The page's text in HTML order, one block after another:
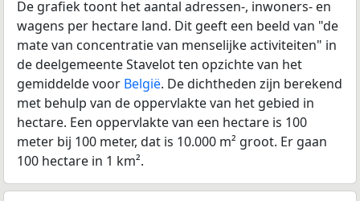
De grafiek toont het aantal adressen-, inwoners- en
wagens per hectare land. Dit geeft een beeld van "de
mate van concentratie van menselijke activiteiten" in
de deelgemeente Stavelot ten opzichte van het
gemiddelde voor België. De dichtheden zijn berekend
met behulp van de oppervlakte van het gebied in
hectare. Een oppervlakte van een hectare is 100
meter bij 100 meter, dat is 10.000 m² groot. Er gaan
100 hectare in 1 km².